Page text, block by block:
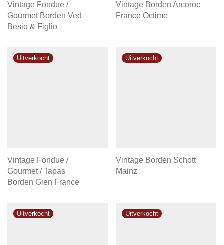
Vintage Fondue /
Gourmet Borden Ved
Besio & Figlio
Vintage Borden Arcoroc
France Octime
Vintage Fondue /
Gourmet / Tapas
Borden Gien France
Vintage Borden Schott
Mainz